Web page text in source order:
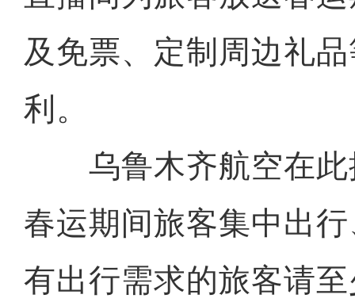
及免票、定制周边礼
利。
乌鲁木齐航空在此
春运期间旅客集中出
有出行需求的旅客请